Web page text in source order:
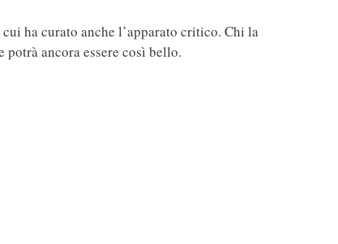
ha curato anche l’apparato critico. Chi la
ancora essere così bello.